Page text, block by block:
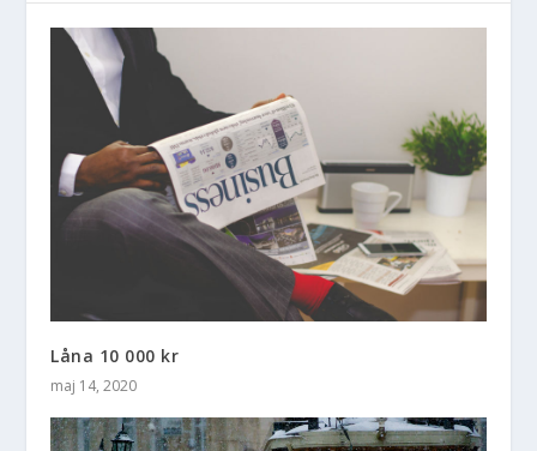
Låna 10 000 kr
maj 14, 2020